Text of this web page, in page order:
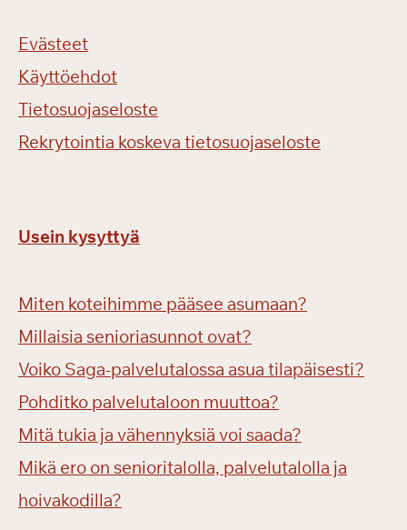
Evästeet
Käyttöehdot
Tietosuojaseloste
Rekrytointia koskeva tietosuojaseloste
Usein kysyttyä
Miten koteihimme pääsee asumaan?
Millaisia senioriasunnot ovat?
Voiko Saga-palvelutalossa asua tilapäisesti?
Pohditko palvelutaloon muuttoa?
Mitä tukia ja vähennyksiä voi saada?
Mikä ero on senioritalolla, palvelutalolla ja
hoivakodilla?